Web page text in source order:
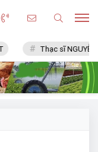
Thạc sĩ NGUYỄN